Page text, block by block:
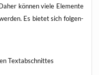
kön­nen vie­le Ele­men­te
Es bie­tet sich fol­gen­
Textabschnittes